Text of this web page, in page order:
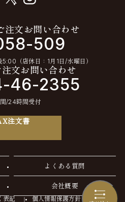
注文お問い合わせ
509
（店休日：1月1日/水曜日）
文お問い合わせ
46-2355
/24時間受付
注文書
よくある質問
会社概要
表記 個人情報保護方針